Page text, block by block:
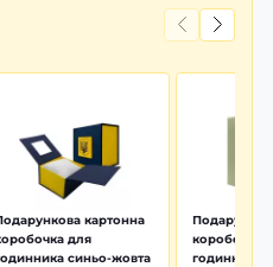
картонна
для
синьо-жовта
коробочка
годинника